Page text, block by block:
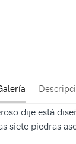
dije está
siete piedras